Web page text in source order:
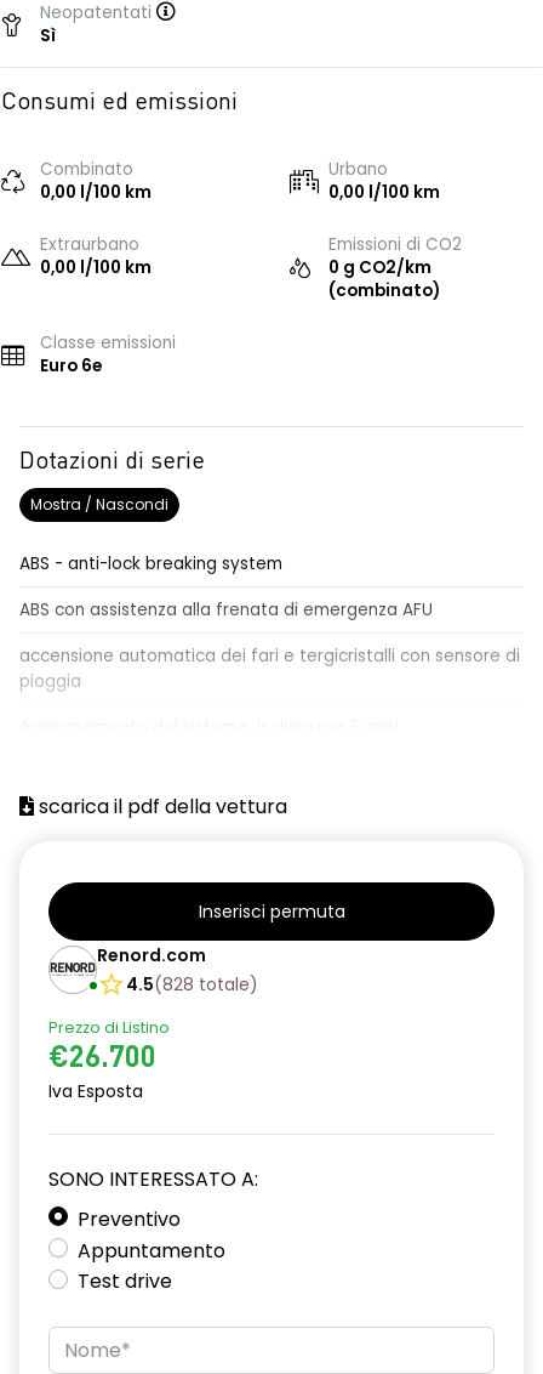
Neopatentati
Sì
Consumi ed emissioni
Combinato
0,00 l/100 km
Urbano
0,00 l/100 km
Extraurbano
0,00 l/100 km
Emissioni di CO2
0 g CO2/km
(combinato)
Classe emissioni
Euro 6e
Dotazioni di serie
Mostra / Nascondi
ABS - anti-lock breaking system
ABS con assistenza alla frenata di emergenza AFU
accensione automatica dei fari e tergicristalli con sensore di
pioggia
posteriori
alzacristalli anteriori elettrici impulsionali
alzacristalli posteriori elettrici impulsionali
assistenza alla partenza in salita
climatizzatore automatico
distance warning avviso distanza di sicurezza
driver display 10''
eCall funzionalità soggetta a copertura di rete;
compatibilità 2G/3G o 4G/5G a seconda del veicolo
emergency lane keep assist assistenza d'emergenza al
mantenimento della corsia
scarica il pdf della vettura
Inserisci permuta
Renord.com
4.5(828 totale)
Prezzo di Listino
€26.700
Iva Esposta
SONO INTERESSATO A:
Preventivo
Appuntamento
Test drive